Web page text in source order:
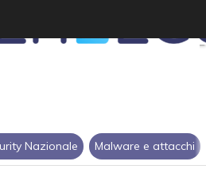
Nazionale Malware e attacchi